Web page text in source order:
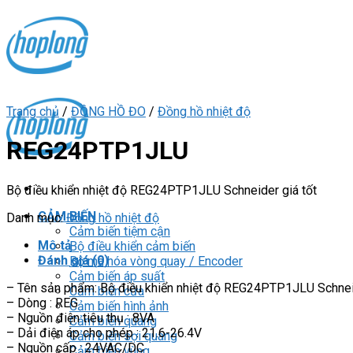
content
CẢM BIẾN
Cảm biến tiệm cận
Bộ điều khiển cảm biến
Bộ mã hóa vòng quay / Encoder
Cảm biến áp suất
Cảm biến cửa
Cảm biến hình ảnh
Cảm biến quang
Cảm biến sợi quang
Trang chủ / ĐỒNG HỒ ĐO / Đồng hồ nhiệt độ
REG24PTP1JLU
Bộ điều khiển nhiệt độ REG24PTP1JLU Schneider giá tốt
Danh mục:Đồng hồ nhiệt độ
Mô tả
Đánh giá (0)
– Tên sản phẩm: Bộ điều khiển nhiệt độ REG24PTP1JLU
– Dòng : REG
– Nguồn điện tiêu thụ : 8VA
– Dải điện áp cho phép : 21.6-26.4V
– Nguồn cấp : 24VAC/DC